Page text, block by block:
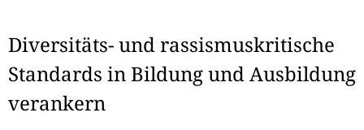
Diversitäts- und rassismuskritische
Standards in Bildung und Ausbildung
verankern